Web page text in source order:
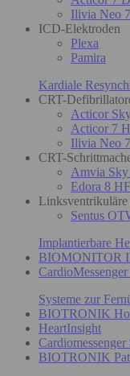
Ilivia Neo
ICD-Elektroden
Plexa
Pamira
Kardiale
CRT-
Acticor
Acticor 7
Ilivia Neo
CRT-
Amvia
Edora 8
Linksventrikuläre
Sentus
Implantierbare
BIOMONITOR
Systeme zur
BIOTRONIK
HeartInsight
Cardiomessenger
BIOTRONIK